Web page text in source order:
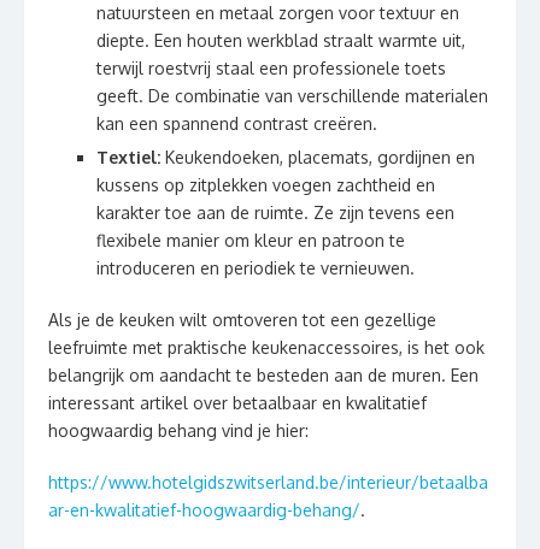
natuursteen en metaal zorgen voor textuur en
diepte. Een houten werkblad straalt warmte uit,
terwijl roestvrij staal een professionele toets
geeft. De combinatie van verschillende materialen
kan een spannend contrast creëren.
Textiel: Keukendoeken, placemats, gordijnen en
kussens op zitplekken voegen zachtheid en
karakter toe aan de ruimte. Ze zijn tevens een
flexibele manier om kleur en patroon te
introduceren en periodiek te vernieuwen.
Als je de keuken wilt omtoveren tot een gezellige
leefruimte met praktische keukenaccessoires, is het ook
belangrijk om aandacht te besteden aan de muren. Een
interessant artikel over betaalbaar en kwalitatief
hoogwaardig behang vind je hier:
https://www.hotelgidszwitserland.be/interieur/betaalba
ar-en-kwalitatief-hoogwaardig-behang/.